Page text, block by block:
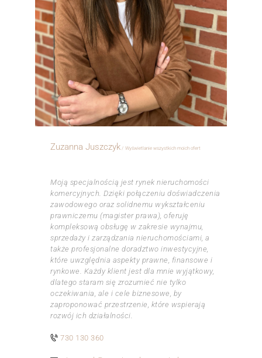
Zuzanna Juszczyk Wyświetlanie wszystkich moich ofert
Moją specjalnością jest rynek nieruchomości
komercyjnych. Dzięki połączeniu doświadczenia
zawodowego oraz solidnemu wykształceniu
prawniczemu (magister prawa), oferuję
kompleksową obsługę w zakresie wynajmu,
sprzedaży i zarządzania nieruchomościami, a
także profesjonalne doradztwo inwestycyjne,
które uwzględnia aspekty prawne, finansowe i
rynkowe. Każdy klient jest dla mnie wyjątkowy,
dlatego staram się zrozumieć nie tylko
oczekiwania, ale i cele biznesowe, by
zaproponować przestrzenie, które wspierają
rozwój ich działalności.
730 130 360